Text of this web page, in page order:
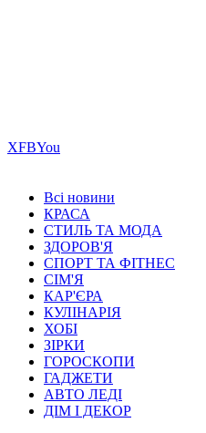
ХFBYou
Всі новини
КРАСА
СТИЛЬ ТА МОДА
ЗДОРОВ'Я
СПОРТ ТА ФІТНЕС
СІМ'Я
КАР'ЄРА
КУЛІНАРІЯ
ХОБІ
ЗІРКИ
ГОРОСКОПИ
ГАДЖЕТИ
АВТО ЛЕДІ
ДІМ І ДЕКОР